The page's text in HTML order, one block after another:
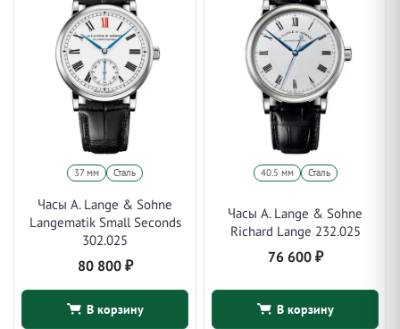
37 мм Сталь
Часы A. Lange & Sohne
Langematik Small Seconds
302.025
80 800 ₽
В корзину
40.5 мм Сталь
Часы A. Lange & Sohne
Richard Lange 232.025
76 600 ₽
В корзину